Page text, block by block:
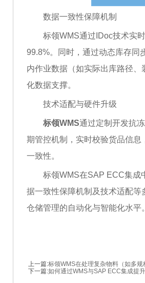
数据一致性保障机制
标领WMS通过IDoc技术实
99.8%。同时，通过动态库存同
内作业数据（如实际出库路径
化数据支撑。
技术适配与硬件升级
标领WMS通过定制开发抗
期管控机制，实时校验货品信
一致性。
标领WMS在SAP ECC集成
据一致性保障机制及技术适配
仓储管理的自动化与智能化水平。
上一篇:标领WMS在处理复杂物料（如多
下一篇:如何通过WMS与SAP ECC集成提